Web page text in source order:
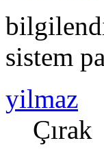
sistem
yilmaz
Çırak